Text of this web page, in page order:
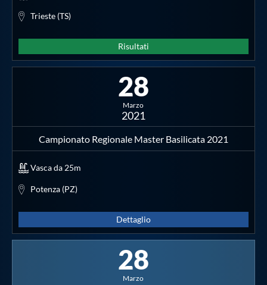
Trieste (TS)
Risultati
28
Marzo
2021
Campionato Regionale Master Basilicata 2021
Vasca da 25m
Potenza (PZ)
Dettaglio
28
Marzo